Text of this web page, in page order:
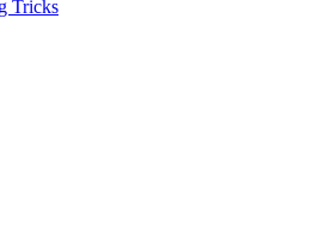
Tricks